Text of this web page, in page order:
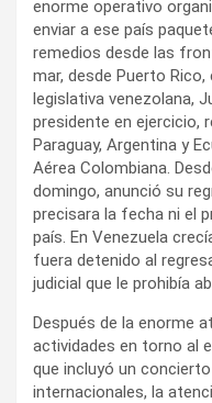
enorme operativo
enviar a ese país
remedios desde las
mar, desde Puerto
legislativa venezolana,
presidente en ejercicio,
Paraguay, Argentina y
Aérea Colombiana.
domingo, anunció su
precisara la fecha ni el
país. En Venezuela
fuera detenido al
judicial que le prohibía
Después de la enorme
actividades en torno al
que incluyó un
internacionales, la